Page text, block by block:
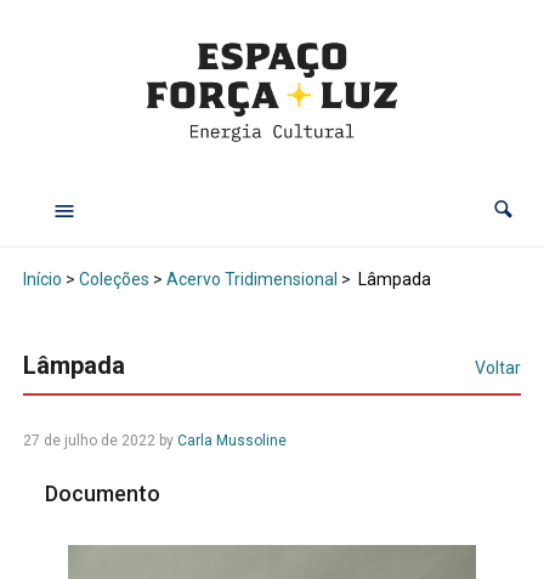
Início > Coleções > Acervo Tridimensional > Lâmpada
Lâmpada Voltar
27 de julho de 2022by Carla Mussoline
Documento